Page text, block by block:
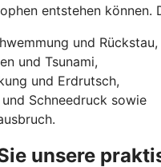
entstehen können.
und Rückstau,
und Tsunami,
und Erdrutsch,
Schneedruck sowie
unsere